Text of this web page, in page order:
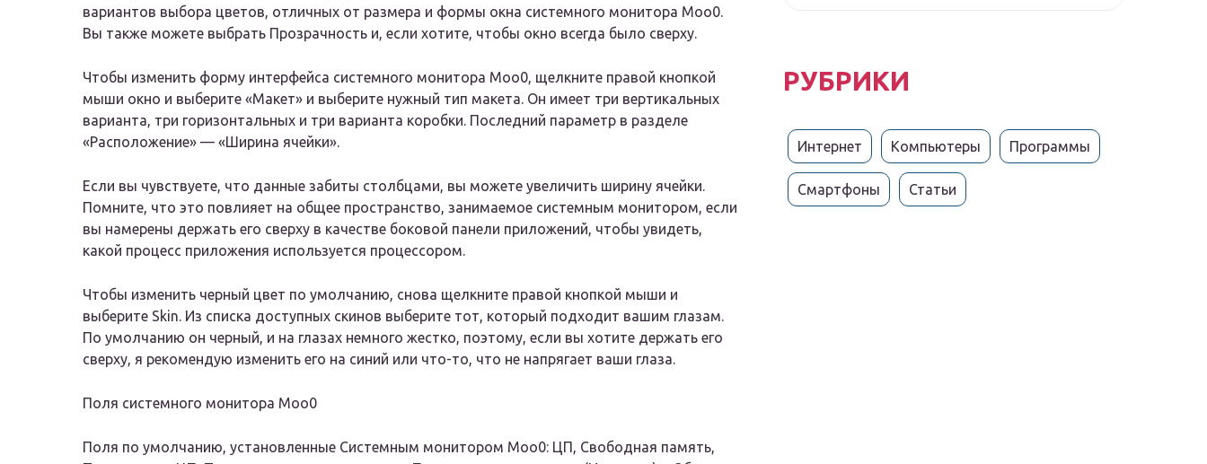
вариантов выбора цветов, отличных от размера и формы окна системного монитора Moo0.
Вы также можете выбрать Прозрачность и, если хотите, чтобы окно всегда было сверху.
Чтобы изменить форму интерфейса системного монитора Moo0, щелкните правой кнопкой
мыши окно и выберите «Макет» и выберите нужный тип макета. Он имеет три вертикальных
варианта, три горизонтальных и три варианта коробки. Последний параметр в разделе
«Расположение» — «Ширина ячейки».
Если вы чувствуете, что данные забиты столбцами, вы можете увеличить ширину ячейки.
Помните, что это повлияет на общее пространство, занимаемое системным монитором, если
вы намерены держать его сверху в качестве боковой панели приложений, чтобы увидеть,
какой процесс приложения используется процессором.
Чтобы изменить черный цвет по умолчанию, снова щелкните правой кнопкой мыши и
выберите Skin. Из списка доступных скинов выберите тот, который подходит вашим глазам.
По умолчанию он черный, и на глазах немного жестко, поэтому, если вы хотите держать его
сверху, я рекомендую изменить его на синий или что-то, что не напрягает ваши глаза.
Поля системного монитора Moo0
Поля по умолчанию, установленные Системным монитором Moo0: ЦП, Свободная память,
РУБРИКИ
Интернет Компьютеры Программы
Смартфоны Статьи